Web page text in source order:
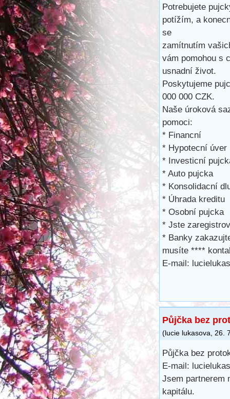
Potrebujete
potížím, a
se
zamítnutím
vám pomohou s
usnadní život.
Poskytujeme
000 000 CZK.
Naše úroková
pomoci:
* Financní
* Hypotecní úver
* Investicní
* Auto pujcka
* Konsolidacní
* Úhrada kreditu
* Osobní pujcka
* Jste
* Banky
musíte ****
E-mail:
Půjčka bez
(lucie lukasova 26.
Půjčka bez
E-mail:
Jsem partnerem
kapitálu.